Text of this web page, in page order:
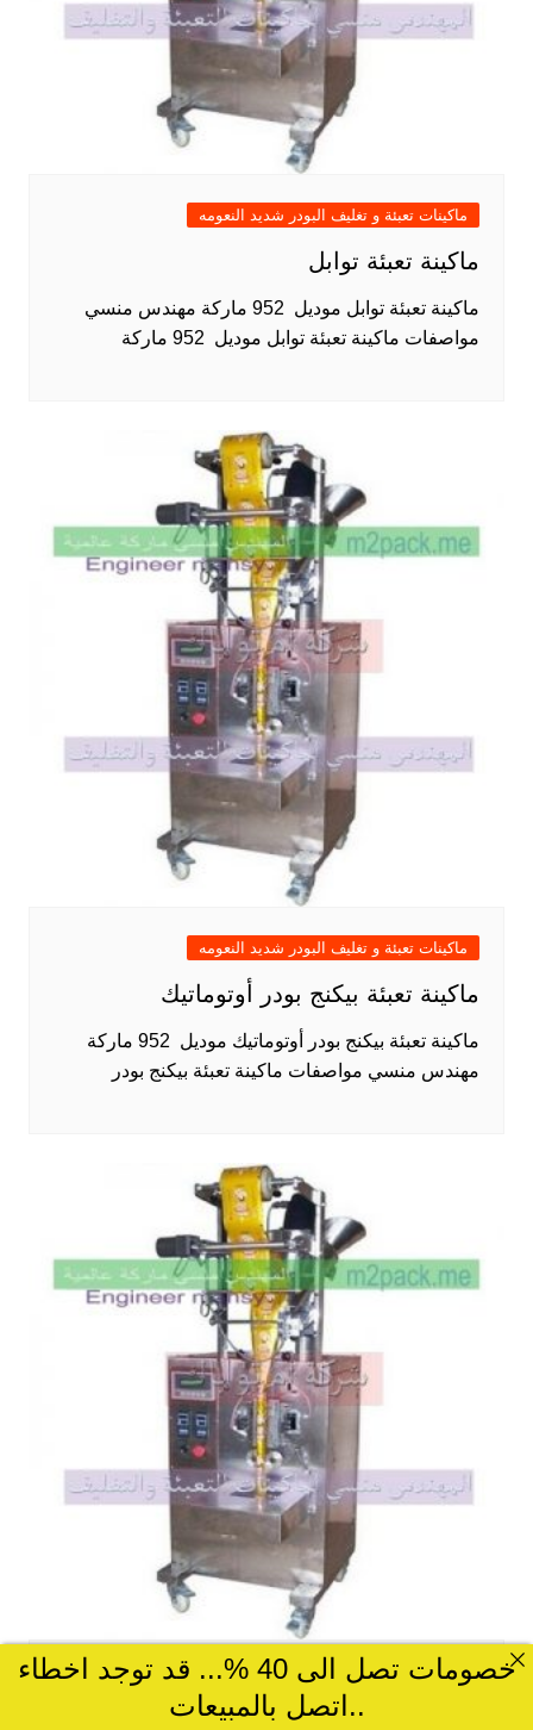
ماكينات تعبئة و تغليف البودر شديد النعومه
ماكينة تعبئة توابل
ماكينة تعبئة توابل موديل 952 ماركة مهندس منسي
مواصفات ماكينة تعبئة توابل موديل 952 ماركة
ماكينات تعبئة و تغليف البودر شديد النعومه
ماكينة تعبئة بيكنج بودر أوتوماتيك
ماكينة تعبئة بيكنج بودر أوتوماتيك موديل 952 ماركة
مهندس منسي مواصفات ماكينة تعبئة بيكنج بودر
ماكينات تعبئة و تغليف البودر شديد النعومهخصومات تصل الى 40 %... قد توجد اخطاء
..اتصل بالمبيعات